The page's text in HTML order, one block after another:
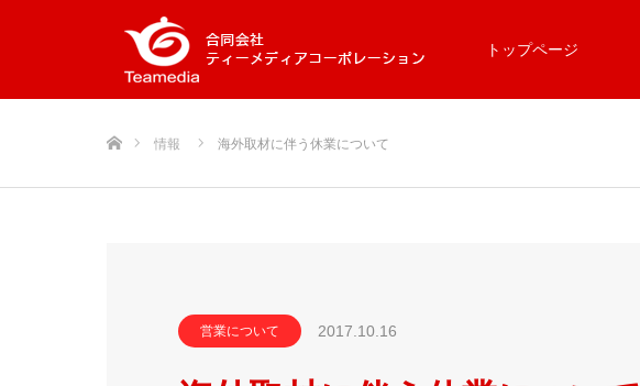
トップページ
情報 海外取材に伴う休業について
営業について 2017.10.16